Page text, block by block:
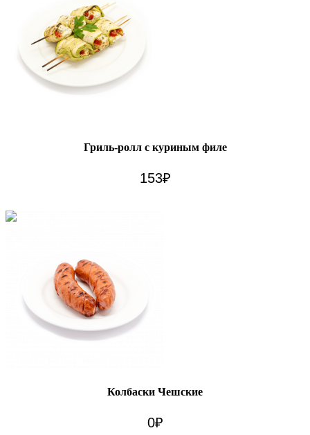
Гриль-ролл с куриным филе
153₽
Колбаски Чешские
0₽